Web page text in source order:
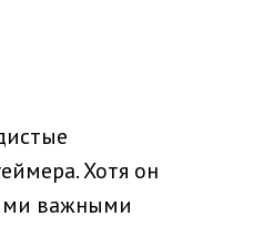
Хотя он
важными